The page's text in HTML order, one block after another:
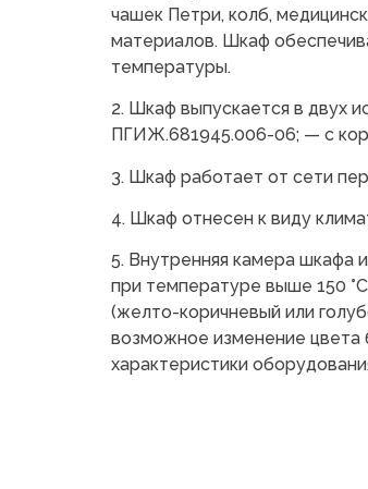
чашек Петри, колб,
материалов. Шкаф
температуры.
2. Шкаф выпускается в двух
ПГИЖ.681945.006-06; — с
3. Шкаф работает от сети
4. Шкаф отнесен к виду
5. Внутренняя камера шкафа
при температуре выше 150
(желто-коричневый или
возможное изменение цвета
характеристики